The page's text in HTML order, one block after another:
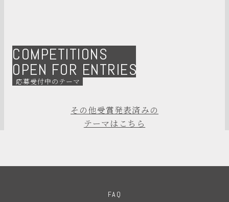
COMPETITIONS
OPEN FOR ENTRIES
応募受付中のテーマ
その他受賞発表済みの
テーマはこちら
FAQ